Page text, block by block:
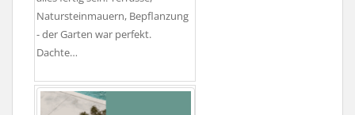
Natursteinmauern, Bepflanzung
- der Garten war perfekt.
Dachte…